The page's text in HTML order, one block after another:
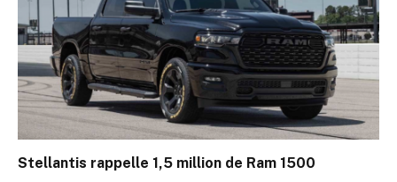
Stellantis rappelle 1,5 million de Ram 1500